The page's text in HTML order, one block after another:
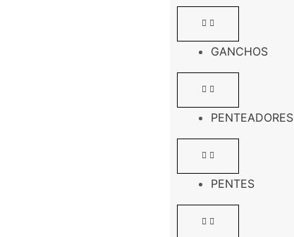
GANCHOS
PENTEADORES
PENTES